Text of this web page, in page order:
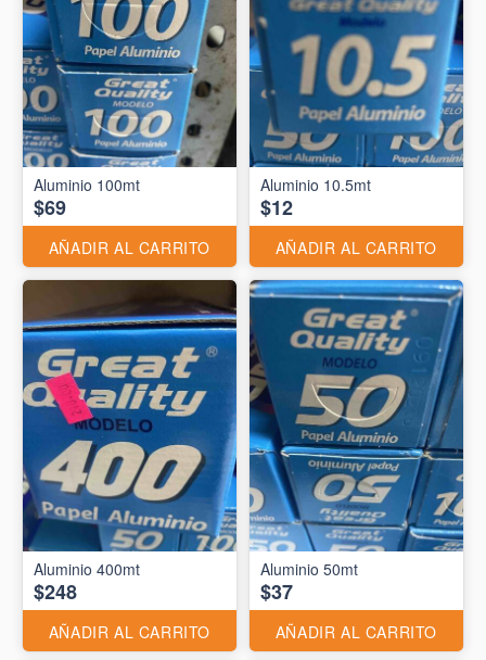
$69
AÑADIR AL CARRITO
Aluminio 10.5mt
$12
AÑADIR AL CARRITO
Aluminio 400mt
$248
AÑADIR AL CARRITO
Aluminio 50mt
$37
AÑADIR AL CARRITO